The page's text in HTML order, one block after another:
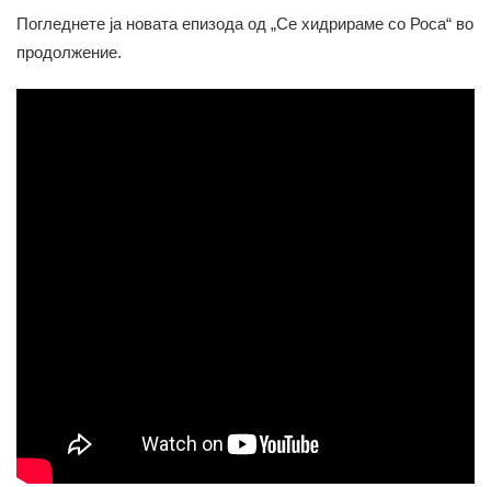
Погледнете ја новата епизода од „Се хидрираме со Роса“ во
продолжение.